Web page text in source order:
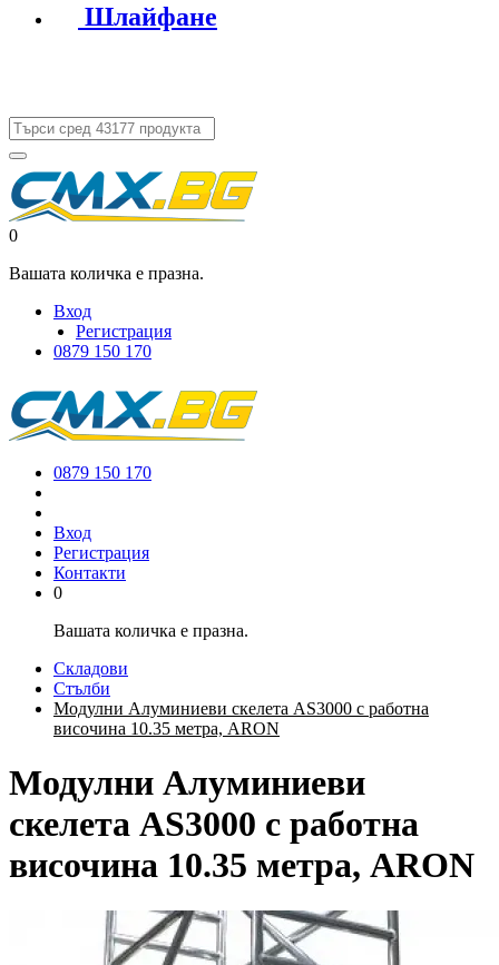
Шлайфане
0
Вашата количка е празна.
Вход
Регистрация
0879 150 170
0879 150 170
Вход
Регистрация
Контакти
0
Вашата количка е празна.
Складови
Стълби
Модулни Алуминиеви скелета AS3000 с работна
височина 10.35 метра, ARON
Модулни Алуминиеви
скелета AS3000 с работна
височина 10.35 метра, ARON